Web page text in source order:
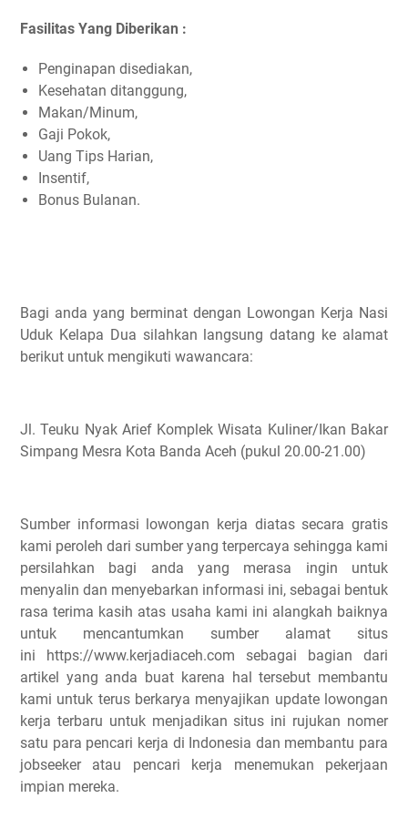
Fasilitas Yang Diberikan :
Penginapan disediakan,
Kesehatan ditanggung,
Makan/Minum,
Gaji Pokok,
Uang Tips Harian,
Insentif,
Bonus Bulanan.
Bagi anda yang berminat dengan Lowongan Kerja Nasi
Uduk Kelapa Dua silahkan langsung datang ke alamat
berikut untuk mengikuti wawancara:
Jl. Teuku Nyak Arief Komplek Wisata Kuliner/Ikan Bakar
Simpang Mesra Kota Banda Aceh (pukul 20.00-21.00)
Sumber informasi lowongan kerja diatas secara gratis
kami peroleh dari sumber yang terpercaya sehingga kami
persilahkan bagi anda yang merasa ingin untuk
menyalin dan menyebarkan informasi ini, sebagai bentuk
rasa terima kasih atas usaha kami ini alangkah baiknya
untuk mencantumkan sumber alamat situs
ini https://www.kerjadiaceh.com sebagai bagian dari
artikel yang anda buat karena hal tersebut membantu
kami untuk terus berkarya menyajikan update lowongan
kerja terbaru untuk menjadikan situs ini rujukan nomer
satu para pencari kerja di Indonesia dan membantu para
jobseeker atau pencari kerja menemukan pekerjaan
impian mereka.